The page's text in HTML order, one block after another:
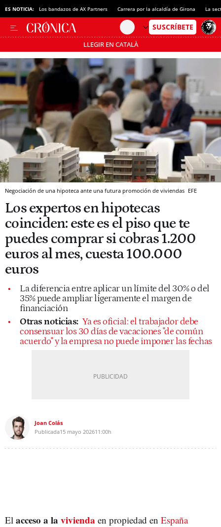
ES NOTICIA: Los bandazos de AX Partners Carrera por la alcaldía de Girona La
LLEGIR EN CATALÀ
Pásate al MODO AHORRO
Negociación de una hipoteca ante una futura promoción de viviendas EFE
Los expertos en hipotecas
coinciden: este es el piso que te
puedes comprar si cobras 1.200
euros al mes, cuesta 100.000
euros
La diferencia entre aplicar un límite del 30% o del
35% puede ampliar ligeramente el margen de
financiación
Otras noticias: Ya es oficial: el trabajador debe
consensuar los 30 días de vacaciones "de común
acuerdo" y la empresa no puede imponer las fechas
Joan Colás
Publicada15 mayo 202611:00h
El acceso a la vivienda en propiedad en España